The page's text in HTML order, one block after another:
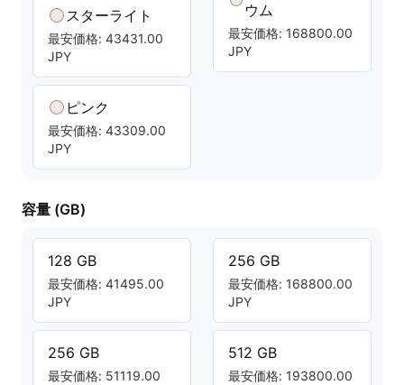
スターライト
最安価格: 43431.00
JPY
ピンク
最安価格: 43309.00
JPY
ウム
最安価格: 168800.00
JPY
容量 (GB)
128 GB
最安価格: 41495.00
JPY
256 GB
最安価格: 51119.00
256 GB
最安価格: 168800.00
JPY
512 GB
最安価格: 193800.00